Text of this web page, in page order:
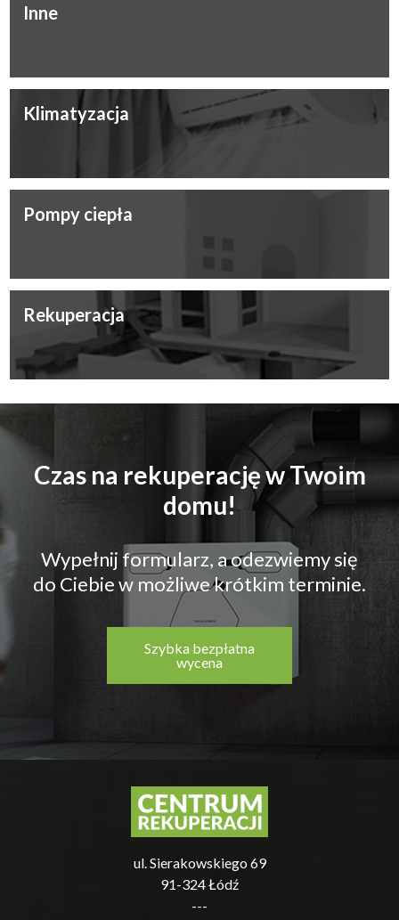
Inne
Klimatyzacja
Pompy ciepła
Rekuperacja
Czas na rekuperację w Twoim
domu!
Wypełnij formularz, a odezwiemy się
do Ciebie w możliwe krótkim terminie.
Szybka bezpłatna
wycena
ul. Sierakowskiego 69
91-324 Łódź
---